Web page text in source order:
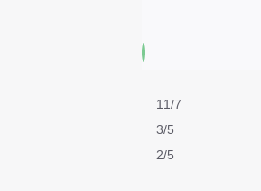
11/7
3/5
2/5